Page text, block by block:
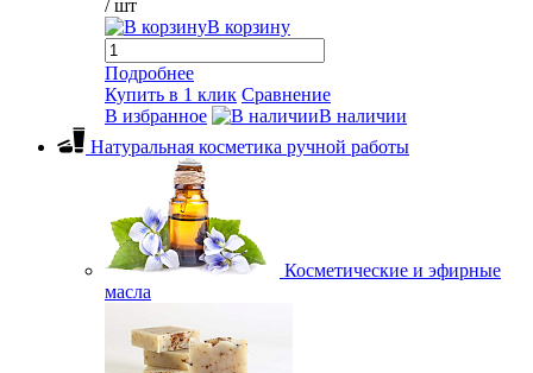
/ шт
В корзину
Подробнее
Купить в 1 клик Сравнение
В избранное
В наличии
Натуральная косметика ручной работы
Косметические и эфирные
масла